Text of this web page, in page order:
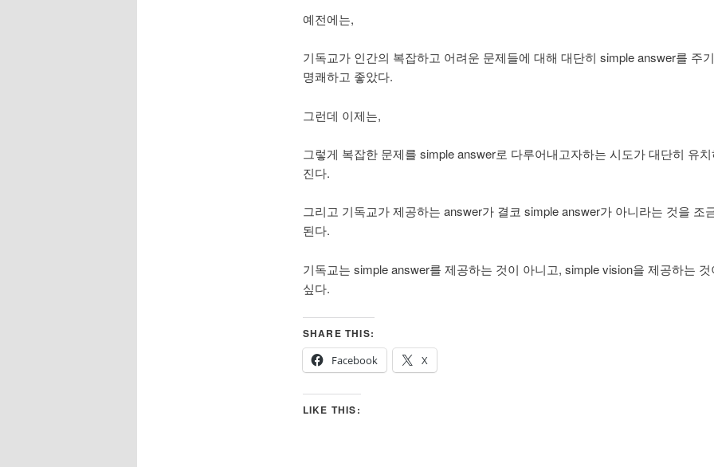
예전에는,
기독교가 인간의 복잡하고 어려운 문제들에 대해 대단히 simple answer를 주
명쾌하고 좋았다.
그런데 이제는,
그렇게 복잡한 문제를 simple answer로 다루어내고자하는 시도가 대단히 유
진다.
그리고 기독교가 제공하는 answer가 결코 simple answer가 아니라는 것을 조
된다.
기독교는 simple answer를 제공하는 것이 아니고, simple vision을 제공하는
싶다.
SHARE THIS:
Facebook
X
LIKE THIS: